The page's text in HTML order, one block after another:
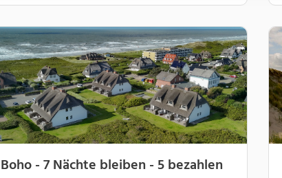
Boho - 7 Nächte bleiben - 5 bezahlen